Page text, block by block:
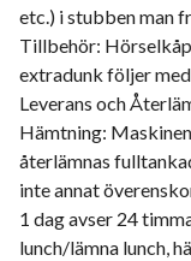
etc.) i stubben man
Tillbehör:
extradunk följer
Leverans och
Hämtning:
återlämnas
inte annat
1 dag avser 24
lunch/lämna lunch,